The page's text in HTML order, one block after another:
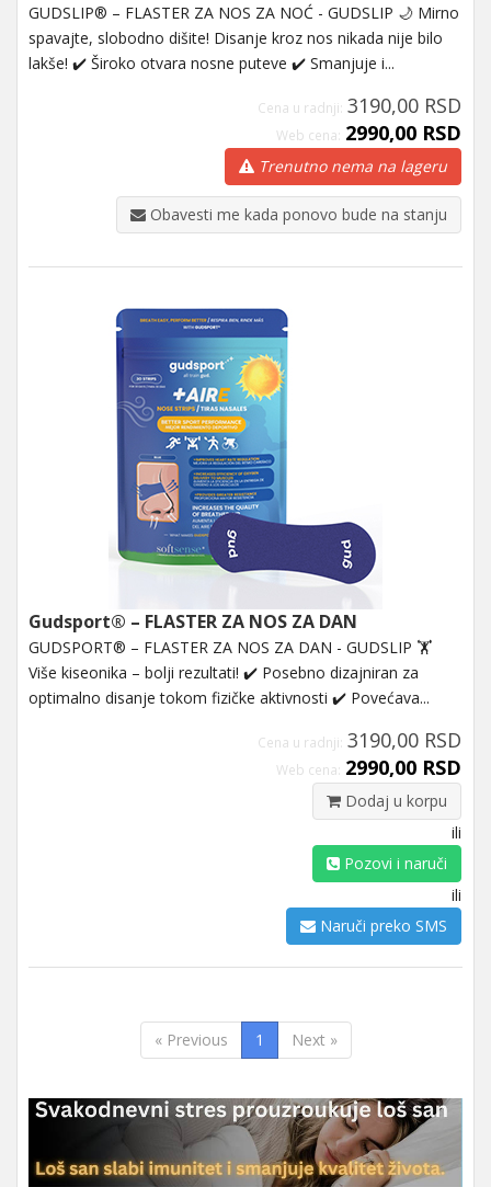
GUDSLIP® – FLASTER ZA NOS ZA NOĆ - GUDSLIP 🌙 Mirno
spavajte, slobodno dišite! Disanje kroz nos nikada nije bilo
lakše! ✔️ Široko otvara nosne puteve ✔️ Smanjuje i...
Cena u radnji: 3190,00 RSD
Web cena: 2990,00 RSD
Trenutno nema na lageru
Obavesti me kada ponovo bude na stanju
Gudsport® – FLASTER ZA NOS ZA DAN
GUDSPORT® – FLASTER ZA NOS ZA DAN - GUDSLIP 🏋️
Više kiseonika – bolji rezultati! ✔️ Posebno dizajniran za
optimalno disanje tokom fizičke aktivnosti ✔️ Povećava...
Cena u radnji: 3190,00 RSD
Web cena: 2990,00 RSD
Dodaj u korpu
ili
Pozovi i naruči
ili
Naruči preko SMS
« Previous 1 Next »